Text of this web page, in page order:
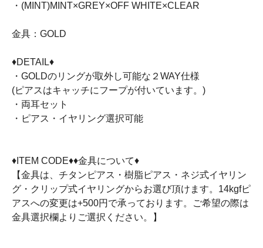
・(MINT)MINT×GREY×OFF WHITE×CLEAR
金具：GOLD
♦︎DETAIL♦︎
・GOLDのリングが取外し可能な２WAY仕様
(ピアスはキャッチにフープが付いています。)
・両耳セット
・ピアス・イヤリング選択可能
♦︎ITEM CODE♦︎♦金具について♦
【金具は、チタンピアス・樹脂ピアス・ネジ式イヤリン
グ・クリップ式イヤリングからお選び頂けます。14kgfピ
アスへの変更は+500円で承っております。ご希望の際は
金具選択欄よりご選択ください。】